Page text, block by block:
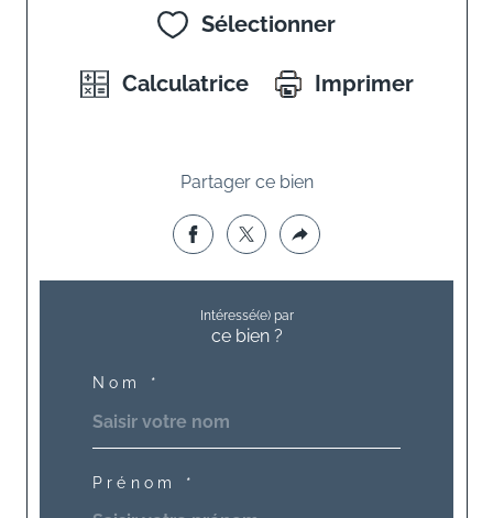
Sélectionner
Calculatrice Imprimer
Partager ce bien
Intéressé(e) par
ce bien ?
Nom *
Prénom *